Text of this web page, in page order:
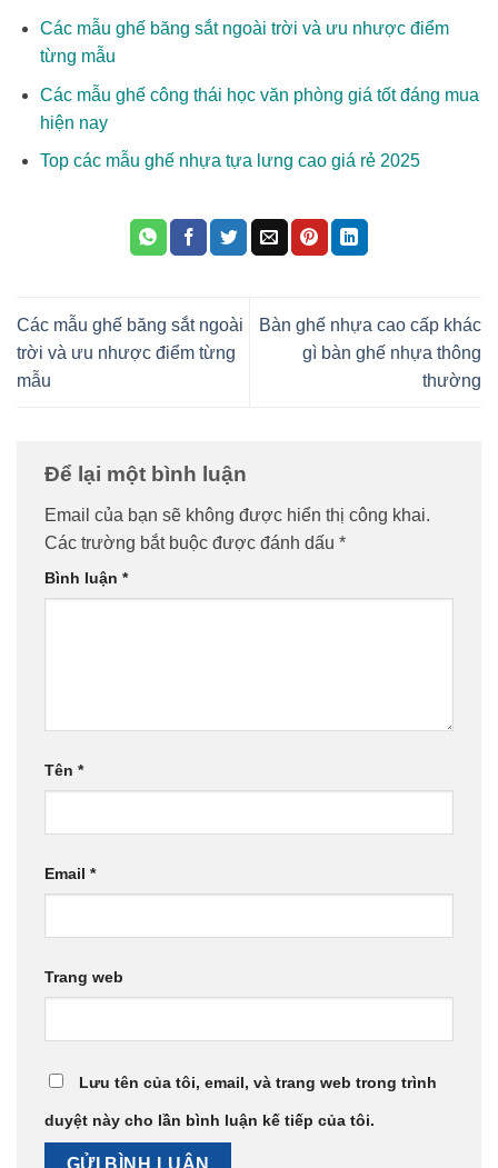
Các mẫu ghế băng sắt ngoài trời và ưu nhược điểm
từng mẫu
Các mẫu ghế công thái học văn phòng giá tốt đáng mua
hiện nay
Top các mẫu ghế nhựa tựa lưng cao giá rẻ 2025
Các mẫu ghế băng sắt ngoài
trời và ưu nhược điểm từng
mẫu
Bàn ghế nhựa cao cấp khác
gì bàn ghế nhựa thông
thường
Để lại một bình luận
Email của bạn sẽ không được hiển thị công khai.
Các trường bắt buộc được đánh dấu *
Bình luận *
Tên *
Email *
Trang web
Lưu tên của tôi, email, và trang web trong trình
duyệt này cho lần bình luận kế tiếp của tôi.